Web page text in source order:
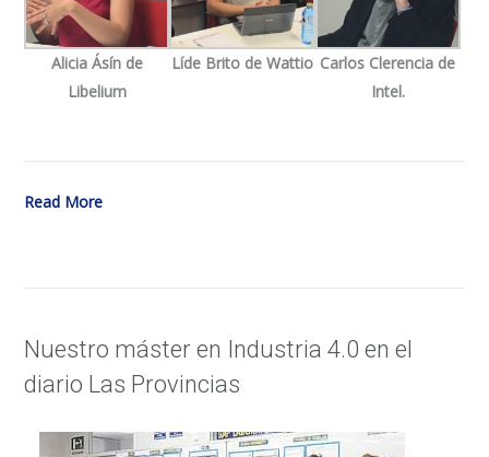
Alicia Ásín de
Libelium
Líde Brito de Wattio Carlos Clerencia de
Intel.
Read More
Nuestro máster en Industria 4.0 en el
diario Las Provincias